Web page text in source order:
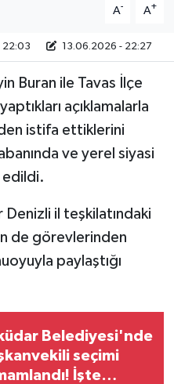
A- A+
22:03 13.06.2026 - 22:27
Buran ile Tavas İlçe
açıklamalarla
istifa ettiklerini
ve yerel siyasi
Denizli il teşkilatındaki
de görevlerinden
paylaştığı
Belediyesi'nde
seçimi
İşte